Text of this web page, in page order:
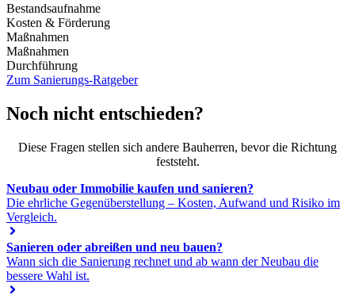
Bestandsaufnahme
Kosten & Förderung
Maßnahmen
Maßnahmen
Durchführung
Zum Sanierungs-Ratgeber
Noch nicht entschieden?
Diese Fragen stellen sich andere Bauherren, bevor die Richtung
feststeht.
Neubau oder Immobilie kaufen und sanieren?
Die ehrliche Gegenüberstellung – Kosten, Aufwand und Risiko im
Vergleich.
Sanieren oder abreißen und neu bauen?
Wann sich die Sanierung rechnet und ab wann der Neubau die
bessere Wahl ist.